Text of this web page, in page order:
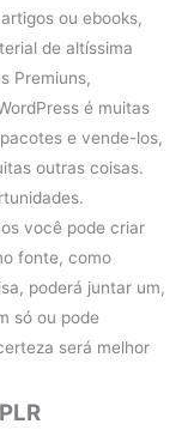
ou ebooks,
de altíssima
Premiuns,
é muitas
e vende-los,
outras coisas.
você pode criar
fonte, como
poderá juntar um,
só ou pode
será melhor